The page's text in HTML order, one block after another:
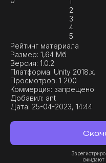
2
3
4
5
Рейтинг материала
Размер: 1,64 Мб
Версия: 1.0.2
Платформа: Unity 2018.x.
Просмотров: 1 200
Коммерция: запрещено
Добавил: ant
Дата: 25-04-2023, 14:44
ожидают